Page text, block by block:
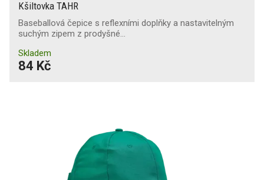
Kšiltovka TAHR
Baseballová čepice s reflexními doplňky a nastavitelným
suchým zipem z prodyšné…
Skladem
84 Kč